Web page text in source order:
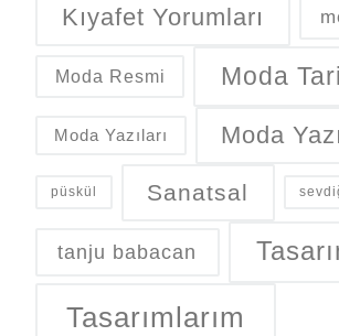
Kıyafet Yorumları
Moda Resmi Moda
Moda Yazıları Moda
püskül Sanatsal
tanju babacan
Tasarımlarım